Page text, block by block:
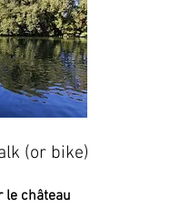
(or bike)
le château